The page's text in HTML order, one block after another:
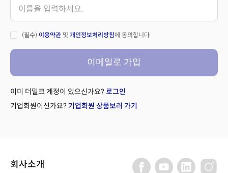
(필수) 이용약관 및 개인정보처리방침에 동의합니다.
이메일로 가입
이미 더밀크 계정이 있으신가요? 로그인
기업회원이신가요? 기업회원 상품보러 가기
회사소개